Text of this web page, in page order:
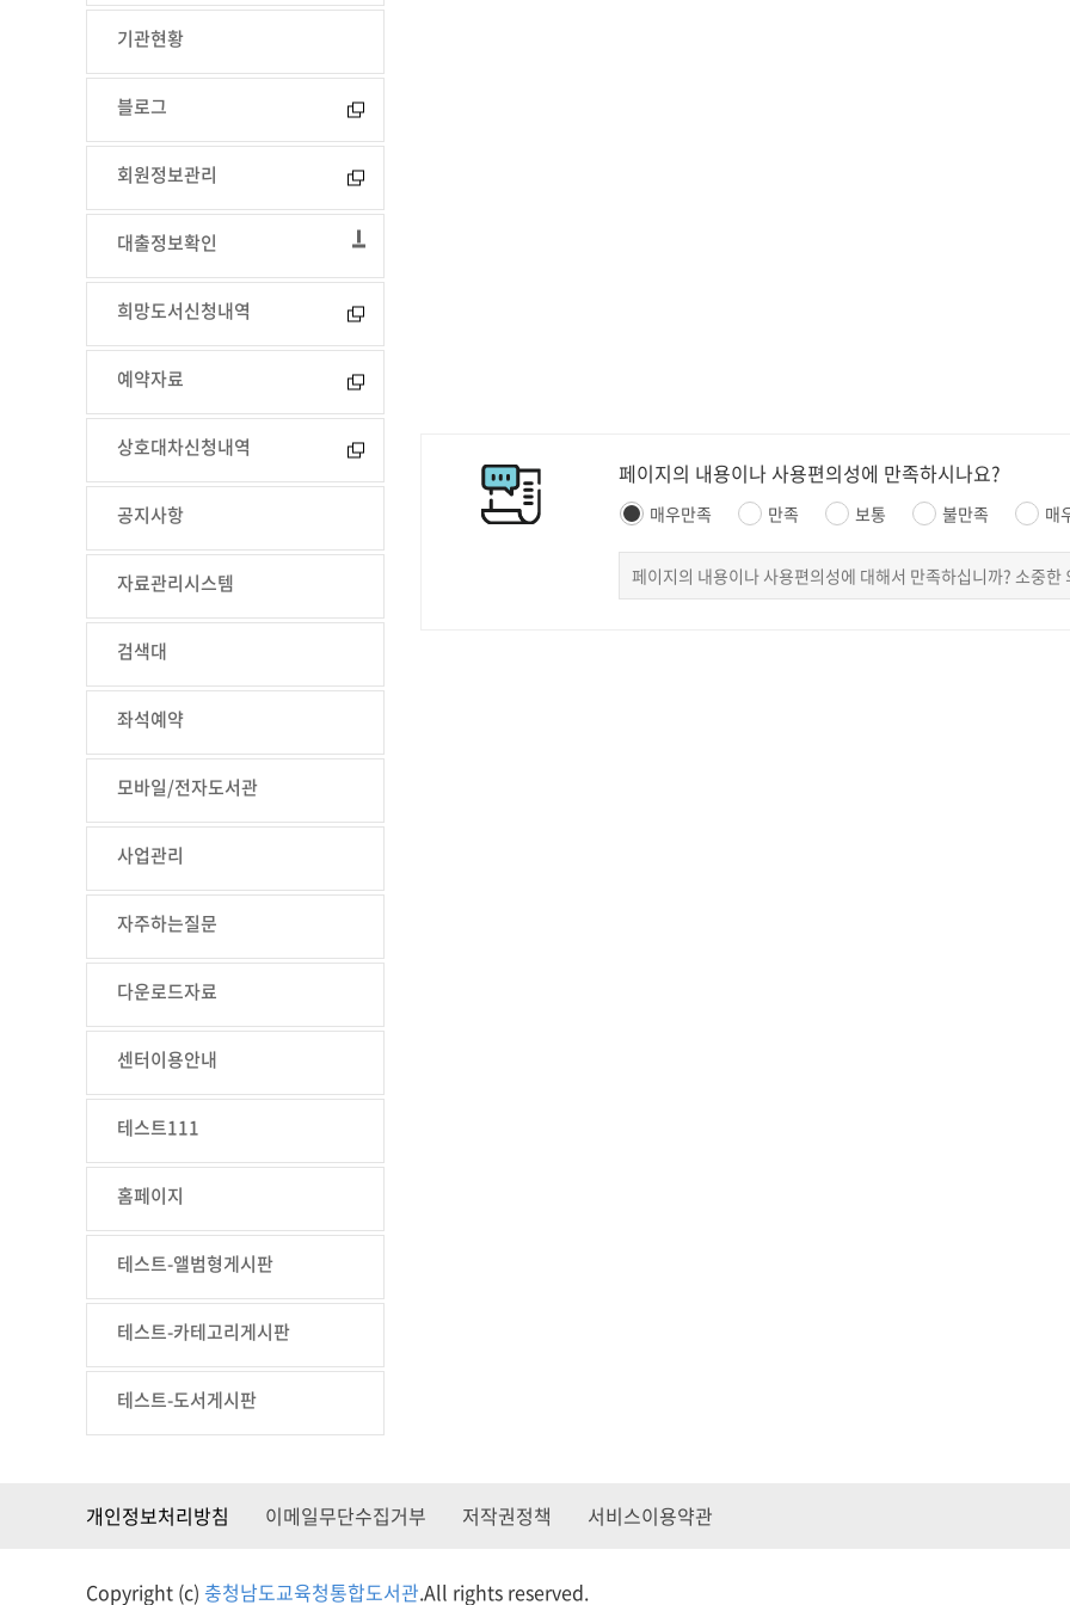
기관현황
블로그
회원정보관리
대출정보확인
희망도서신청내역
예약자료
상호대차신청내역
공지사항
자료관리시스템
검색대
좌석예약
모바일/전자도서관
사업관리
자주하는질문
다운로드자료
센터이용안내
테스트111
홈페이지
테스트-앨범형게시판
테스트-카테고리게시판
테스트-도서게시판
페이지의 내용이나 사용편의성에 만족하시나요?
매우만족 만족 보통 불만족 매
개인정보처리방침 이메일무단수집거부 저작권정책 서비스이용약관
Copyright (c) 충청남도교육청통합도서관.All rights reserved.